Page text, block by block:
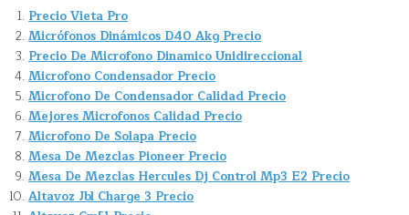
Precio Vieta Pro
Micrófonos Dinámicos D40 Akg Precio
Precio De Microfono Dinamico Unidireccional
Microfono Condensador Precio
Microfono De Condensador Calidad Precio
Mejores Microfonos Calidad Precio
Microfono De Solapa Precio
Mesa De Mezclas Pioneer Precio
Mesa De Mezclas Hercules Dj Control Mp3 E2 Precio
Altavoz Jbl Charge 3 Precio